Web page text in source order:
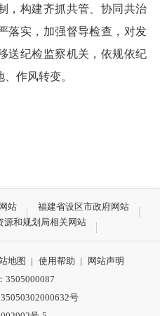
，构建齐抓共管、协同共治
落实，加强督导检查，对发
送纪检监察机关，依规依纪
作风转变。
站
福建省设区市政府网站
源和规划局相关网站
地图 | 使用帮助 |
网站声明
3505000087
号